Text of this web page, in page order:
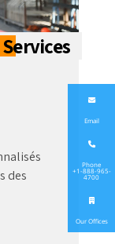
des
Email
Phone
+1-888-965-
4700
Our Offices